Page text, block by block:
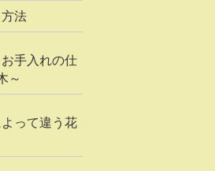
法
手入れの仕
～
って違う花